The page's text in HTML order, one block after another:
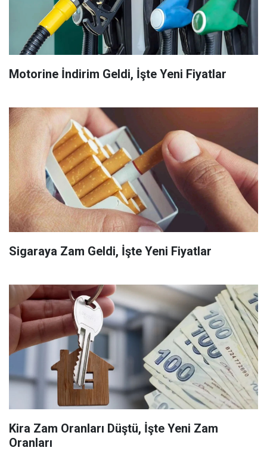
Motorine İndirim Geldi, İşte Yeni Fiyatlar
Sigaraya Zam Geldi, İşte Yeni Fiyatlar
Kira Zam Oranları Düştü, İşte Yeni Zam
Oranları